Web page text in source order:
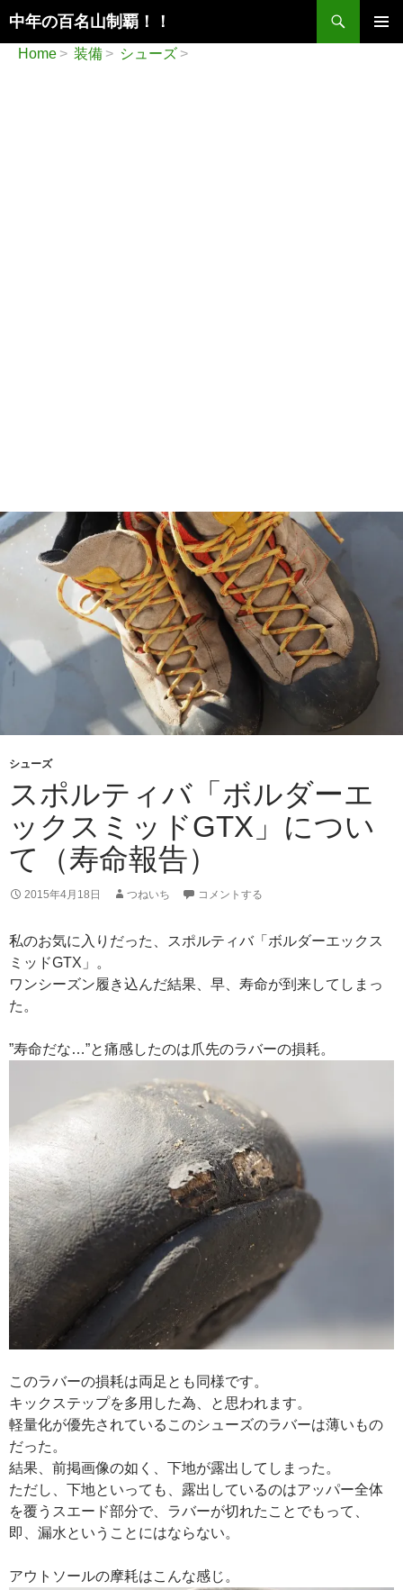
中年の百名山制覇！！
検
索
ンHome 装備 シューズ
シューズ
スポルティバ「ボルダーエ
ックスミッドGTX」につい
て（寿命報告）
2015年4月18日 つねいち コメントする
私のお気に入りだった、スポルティバ「ボルダーエックス
ミッドGTX」。
ワンシーズン履き込んだ結果、早、寿命が到来してしまっ
た。
”寿命だな…”と痛感したのは爪先のラバーの損耗。
このラバーの損耗は両足とも同様です。
キックステップを多用した為、と思われます。
軽量化が優先されているこのシューズのラバーは薄いもの
だった。
結果、前掲画像の如く、下地が露出してしまった。
ただし、下地といっても、露出しているのはアッパー全体
を覆うスエード部分で、ラバーが切れたことでもって、
即、漏水ということにはならない。
アウトソールの摩耗はこんな感じ。